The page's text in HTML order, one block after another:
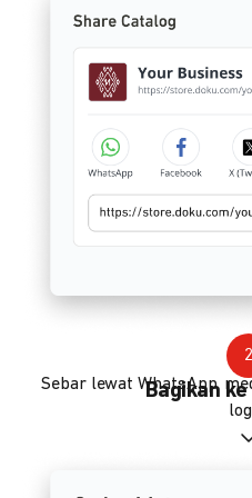
2
Bagikan
Sebar lewat WhatsApp,